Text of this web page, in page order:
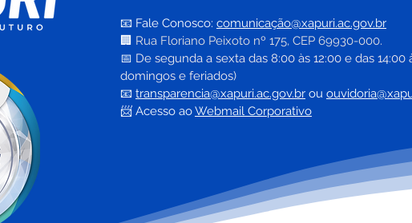
📧 Fale Conosco: comunicação@xapuri.ac.gov.br
🏢 Rua Floriano Peixoto nº 175, CEP 69930-000.
📅 De segunda a sexta das 8:00 às 12:00 e das 14:00
domingos e feriados)
📧 transparencia@xapuri.ac.gov.br ou
📨 Acesso ao Webmail Corporativo